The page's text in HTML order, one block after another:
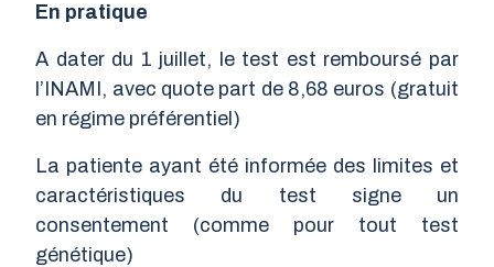
En pratique
A dater du 1 juillet, le test est remboursé par
l’INAMI, avec quote part de 8,68 euros (gratuit
en régime préférentiel)
La patiente ayant été informée des limites et
caractéristiques du test signe un
consentement (comme pour tout test
génétique)